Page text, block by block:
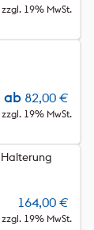
zzgl. 19% MwSt.
ab 82,00 €
zzgl. 19% MwSt.
164,00 €
zzgl. 19% MwSt.